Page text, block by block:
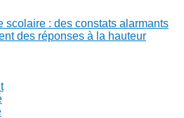
scolaire : des constats alarmants
des réponses à la hauteur